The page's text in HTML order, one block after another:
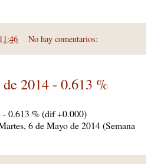
11:46 No hay comentarios:
2014 - 0.613 %
0.613 % (dif +0.000)
6 de Mayo de 2014 (Semana